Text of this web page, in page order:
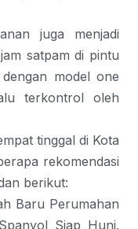
juga menjadi
satpam di pintu
model one
terkontrol oleh
tinggal di Kota
rekomendasi
berikut:
Baru Perumahan
Siap Huni.